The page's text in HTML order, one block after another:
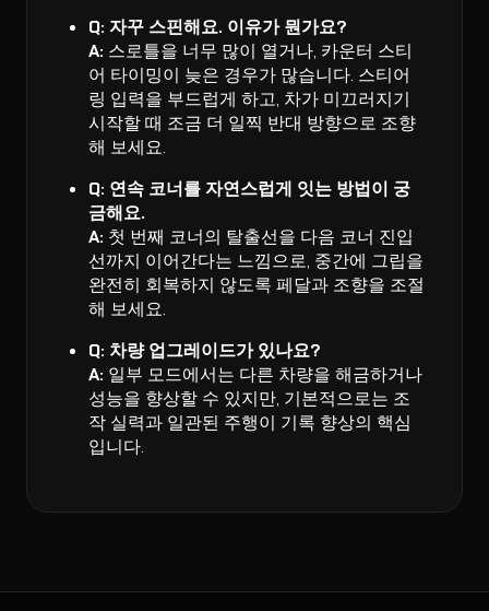
Q: 자꾸 스핀해요. 이유가 뭔가요?
A: 스로틀을 너무 많이 열거나, 카운터 스티
어 타이밍이 늦은 경우가 많습니다. 스티어
링 입력을 부드럽게 하고, 차가 미끄러지기
시작할 때 조금 더 일찍 반대 방향으로 조향
해 보세요.
Q: 연속 코너를 자연스럽게 잇는 방법이 궁
금해요.
A: 첫 번째 코너의 탈출선을 다음 코너 진입
선까지 이어간다는 느낌으로, 중간에 그립을
완전히 회복하지 않도록 페달과 조향을 조절
해 보세요.
Q: 차량 업그레이드가 있나요?
A: 일부 모드에서는 다른 차량을 해금하거나
성능을 향상할 수 있지만, 기본적으로는 조
작 실력과 일관된 주행이 기록 향상의 핵심
입니다.